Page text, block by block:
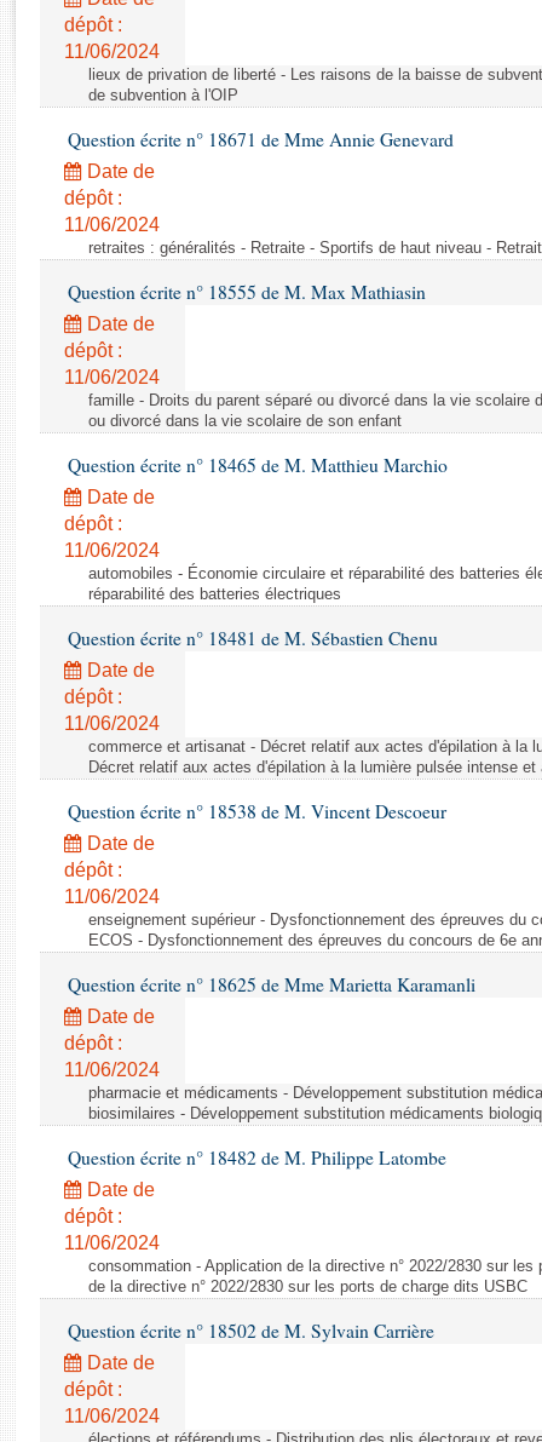
Rapports d'enquête
Rapports législatifs
Baromètre de l’application des lois
Dossiers législatifs
Budget et sécurité sociale
Questions écrites et orales
Comptes rendus des débats
dépôt :
11/06/2024
lieux de privation de liberté - Les raisons de la baisse de
de subvention à l'OIP
Question écrite n° 18671 de Mme Annie Genevard
Date de
dépôt :
11/06/2024
retraites : généralités - Retraite - Sportifs de haut niveau -
Question écrite n° 18555 de M. Max Mathiasin
Date de
dépôt :
11/06/2024
famille - Droits du parent séparé ou divorcé dans la vie scolaire
ou divorcé dans la vie scolaire de son enfant
Question écrite n° 18465 de M. Matthieu Marchio
Date de
dépôt :
11/06/2024
automobiles - Économie circulaire et réparabilité des batteries
réparabilité des batteries électriques
Question écrite n° 18481 de M. Sébastien Chenu
Date de
dépôt :
11/06/2024
commerce et artisanat - Décret relatif aux actes d'épilation à la
Décret relatif aux actes d'épilation à la lumière pulsée intense et
Question écrite n° 18538 de M. Vincent Descoeur
Date de
dépôt :
11/06/2024
enseignement supérieur - Dysfonctionnement des épreuves du
ECOS - Dysfonctionnement des épreuves du concours de 6e
Question écrite n° 18625 de Mme Marietta Karamanli
Date de
dépôt :
11/06/2024
pharmacie et médicaments - Développement substitution
biosimilaires - Développement substitution médicaments
Question écrite n° 18482 de M. Philippe Latombe
Date de
dépôt :
11/06/2024
consommation - Application de la directive n° 2022/2830 sur
de la directive n° 2022/2830 sur les ports de charge dits USBC
Question écrite n° 18502 de M. Sylvain Carrière
Date de
dépôt :
11/06/2024